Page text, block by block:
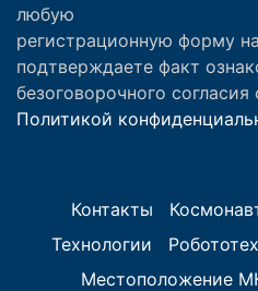
любую
регистрационную форму
подтверждаете факт
безоговорочного
Политикой
Контакты
Технологии
Местоположение